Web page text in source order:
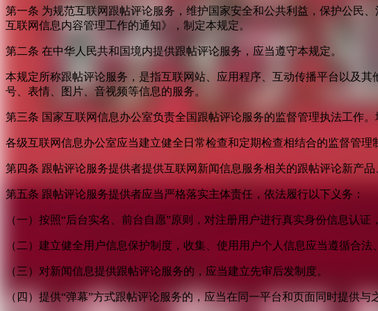
第一条 为规范互联网跟帖评论服务，维护国家安全和公共利益，保护公民
互联网信息内容管理工作的通知》，制定本规定。
第二条 在中华人民共和国境内提供跟帖评论服务，应当遵守本规定。
本规定所称跟帖评论服务，是指互联网站、应用程序、互动传播平台以及
号、表情、图片、音视频等信息的服务。
第三条 国家互联网信息办公室负责全国跟帖评论服务的监督管理执法工作
各级互联网信息办公室应当建立健全日常检查和定期检查相结合的监督管
第四条 跟帖评论服务提供者提供互联网新闻信息服务相关的跟帖评论新产
第五条 跟帖评论服务提供者应当严格落实主体责任，依法履行以下义务：
（一）按照“后台实名、前台自愿”原则，对注册用户进行真实身份信息认
（二）建立健全用户信息保护制度，收集、使用用户个人信息应当遵循合
（三）对新闻信息提供跟帖评论服务的，应当建立先审后发制度。
（四）提供“弹幕”方式跟帖评论服务的，应当在同一平台和页面同时提供与